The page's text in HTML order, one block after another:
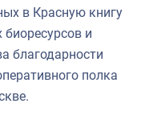
в Красную книгу
и
благодарности
полка